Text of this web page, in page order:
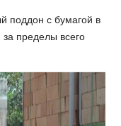
поддон с бумагой в
за пределы всего